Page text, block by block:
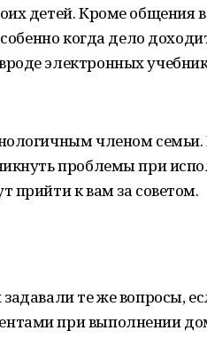
детей. Кроме общения
когда дело
электронных
членом семьи.
проблемы при
прийти к вам за советом.
те же вопросы,
при выполнении